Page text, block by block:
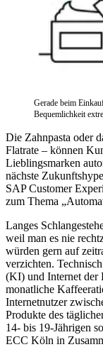
Gerade beim
Bequemlichkeit
Die Zahnpasta oder
Flatrate – können
Lieblingsmarken
nächste
SAP Customer
zum Thema
Langes
weil man es nie
würden gern auf
verzichten.
(KI) und Internet der
monatliche
Internetnutzer
Produkte des
14- bis 19-Jährigen
ECC Köln in